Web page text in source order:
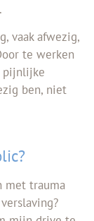
vaak afwezig,
te werken
pijnlijke
ben, niet
met trauma